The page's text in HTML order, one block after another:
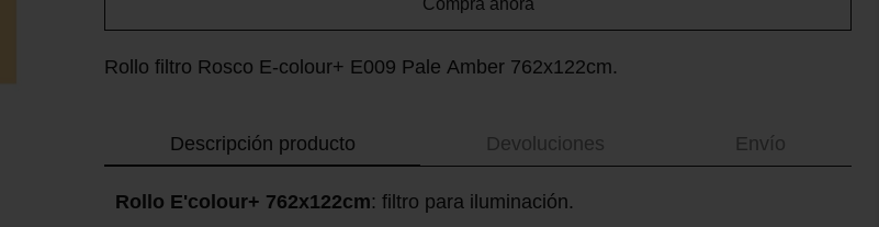
Compra ahora
Rollo filtro Rosco E-colour+ E009 Pale Amber 762x122cm.
Descripción producto Devoluciones Envío
Rollo E'colour+ 762x122cm: filtro para iluminación.